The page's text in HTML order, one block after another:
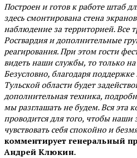
Построен и готов к работе штаб
здесь смонтирована стена
наблюдение за территорией. Все
Росгвардия и дополнительные
реагирования. При этом гости
видеть наши службы, то только
Безусловно, благодаря поддержке
Тульской области будет
дополнительная техника,
мы разглашать не будем. Вся эта
проводится для того, чтобы наши
чувствовать себя спокойно и
комментирует генеральный
Андрей Клюкин.